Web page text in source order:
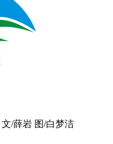
文/薛岩 图/白梦洁